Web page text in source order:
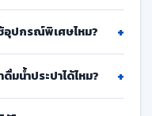
อุปกรณ์พิเศษไหม? +
มน้ำประปาได้ไหม? +